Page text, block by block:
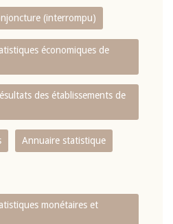
(interrompu)
économiques de
des établissements de
Annuaire statistique
monétaires et